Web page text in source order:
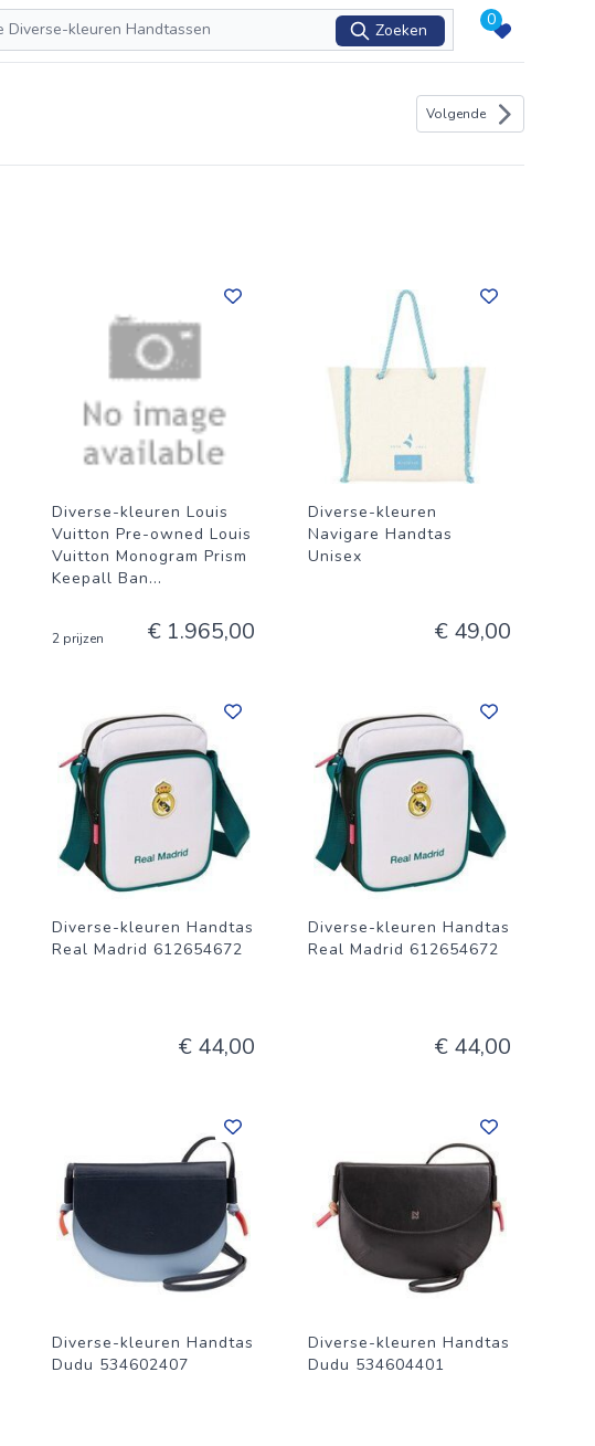
Zoeken
0
Volgende
Diverse-kleuren Louis
Vuitton Pre-owned Louis
Vuitton Monogram Prism
Keepall Ban...
2 prijzen € 1.965,00
Diverse-kleuren
Navigare Handtas
Unisex
€ 49,00
Diverse-kleuren Handtas
Real Madrid 612654672
€ 44,00
Diverse-kleuren Handtas
Real Madrid 612654672
€ 44,00
Diverse-kleuren Handtas
Dudu 534602407
Diverse-kleuren Handtas
Dudu 534604401